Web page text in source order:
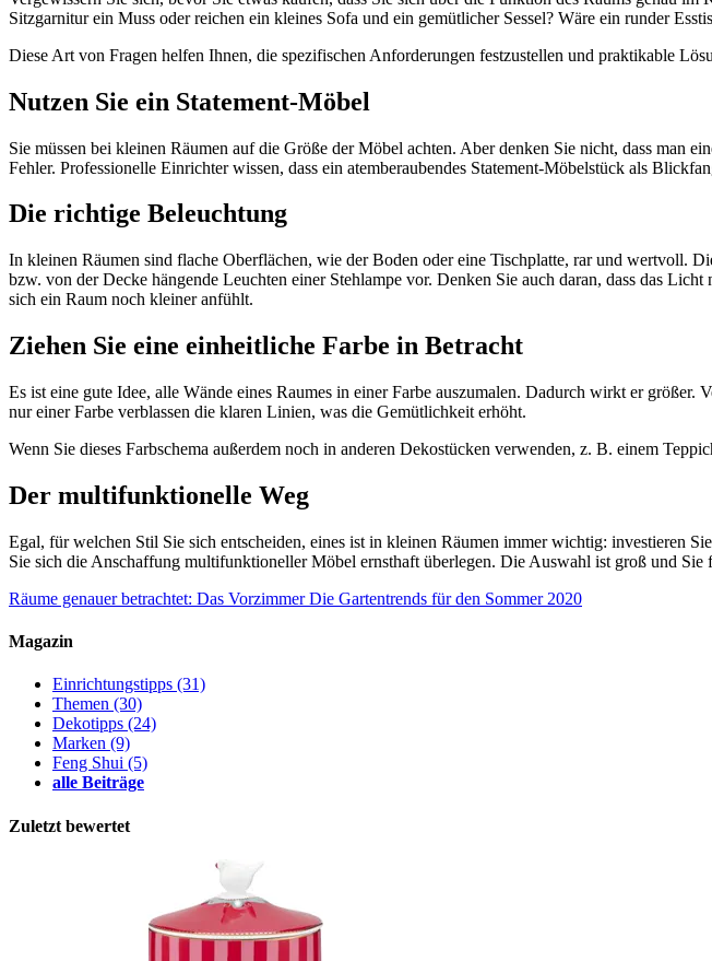
Sitzgarnitur ein Muss oder reichen ein kleines Sofa und ein gemütlicher Sessel? Wäre ein runder
Diese Art von Fragen helfen Ihnen, die spezifischen Anforderungen festzustellen und praktikable
Nutzen Sie ein Statement-Möbel
Sie müssen bei kleinen Räumen auf die Größe der Möbel achten. Aber denken Sie nicht, dass man
Fehler. Professionelle Einrichter wissen, dass ein atemberaubendes Statement-Möbelstück als
Die richtige Beleuchtung
In kleinen Räumen sind flache Oberflächen, wie der Boden oder eine Tischplatte, rar und wertvoll.
bzw. von der Decke hängende Leuchten einer Stehlampe vor. Denken Sie auch daran, dass das
sich ein Raum noch kleiner anfühlt.
Ziehen Sie eine einheitliche Farbe in Betracht
Es ist eine gute Idee, alle Wände eines Raumes in einer Farbe auszumalen. Dadurch wirkt er
nur einer Farbe verblassen die klaren Linien, was die Gemütlichkeit erhöht.
Wenn Sie dieses Farbschema außerdem noch in anderen Dekostücken verwenden, z. B. einem
Der multifunktionelle Weg
Egal, für welchen Stil Sie sich entscheiden, eines ist in kleinen Räumen immer wichtig: investieren
Sie sich die Anschaffung multifunktioneller Möbel ernsthaft überlegen. Die Auswahl ist groß und Sie
Räume genauer betrachtet: Das Vorzimmer Die Gartentrends für den Sommer 2020
Magazin
Einrichtungstipps (31)
Themen (30)
Dekotipps (24)
Marken (9)
Feng Shui (5)
alle Beiträge
Zuletzt bewertet